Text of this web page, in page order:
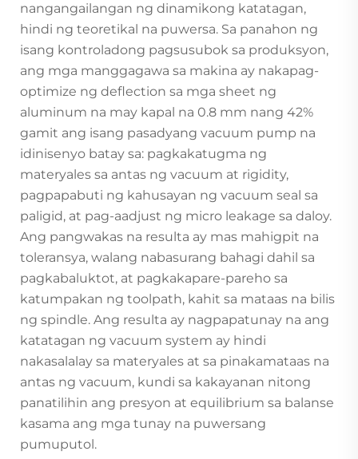
nangangailangan ng dinamikong katatagan,
hindi ng teoretikal na puwersa. Sa panahon ng
isang kontroladong pagsusubok sa produksyon,
ang mga manggagawa sa makina ay nakapag-
optimize ng deflection sa mga sheet ng
aluminum na may kapal na 0.8 mm nang 42%
gamit ang isang pasadyang vacuum pump na
idinisenyo batay sa: pagkakatugma ng
materyales sa antas ng vacuum at rigidity,
pagpapabuti ng kahusayan ng vacuum seal sa
paligid, at pag-aadjust ng micro leakage sa daloy.
Ang pangwakas na resulta ay mas mahigpit na
toleransya, walang nabasurang bahagi dahil sa
pagkabaluktot, at pagkakapare-pareho sa
katumpakan ng toolpath, kahit sa mataas na bilis
ng spindle. Ang resulta ay nagpapatunay na ang
katatagan ng vacuum system ay hindi
nakasalalay sa materyales at sa pinakamataas na
antas ng vacuum, kundi sa kakayanan nitong
panatilihin ang presyon at equilibrium sa balanse
kasama ang mga tunay na puwersang
pumuputol.